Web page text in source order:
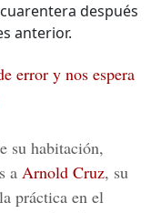
después
anterior.
error y nos espera
su habitación,
a Arnold Cruz, su
práctica en el